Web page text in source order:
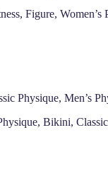
Figure,
Physique, Men’s
Bikini,